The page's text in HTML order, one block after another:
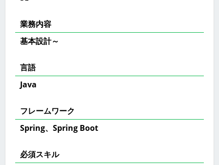
業務内容
基本設計～
言語
Java
フレームワーク
Spring、Spring Boot
必須スキル